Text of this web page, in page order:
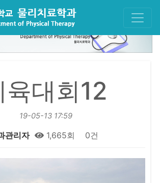
육대회12
19-05-13 17:59
관리자 1,665회 0건